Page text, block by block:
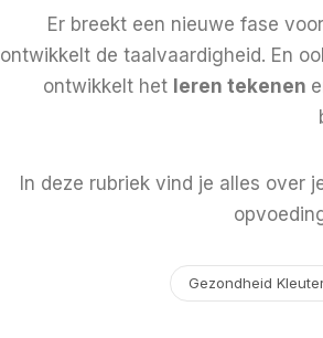
Er breekt een nieuwe fase
ontwikkelt de taalvaardigheid. En
ontwikkelt het leren tekenen
In deze rubriek vind je alles over
Gezondheid